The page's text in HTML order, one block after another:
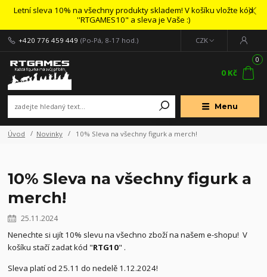
Letní sleva 10% na všechny produkty skladem! V košíku vložte kód
''RTGAMES10" a sleva je Vaše :)
Menu
CZK
+420 776 459 449 (Po-Pá, 8-17 hod.)
0
0 Kč
Úvod Novinky 10% Sleva na všechny figurk a merch!
10% Sleva na všechny figurk a
merch!
25.11.2024
Nenechte si ujít 10% slevu na všechno zboží na našem e-shopu! V
košíku stačí zadat kód "RTG10" .
Sleva platí od 25.11 do nedelě 1.12.2024!